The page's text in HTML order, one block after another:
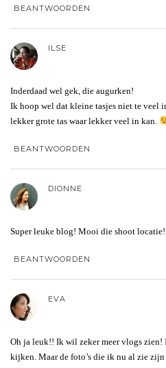
BEANTWOORDEN
ILSE
Inderdaad wel gek, die augurken!
Ik hoop wel dat kleine tasjes niet te veel
lekker grote tas waar lekker veel in kan.
BEANTWOORDEN
DIONNE
Super leuke blog! Mooi die shoot locatie!
BEANTWOORDEN
EVA
Oh ja leuk!! Ik wil zeker meer vlogs zien!
kijken. Maar de foto’s die ik nu al zie